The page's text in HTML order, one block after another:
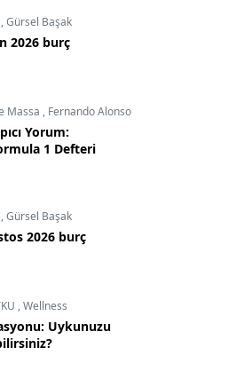
,Gürsel Başak
2026 burç
Massa , Fernando Alonso
Yorum:
1 Defteri
,Gürsel Başak
2026 burç
,Wellness
Uykunuzu